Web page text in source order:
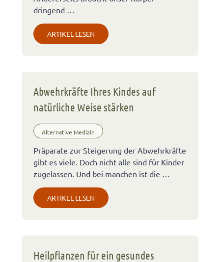
dringend …
ARTIKEL LESEN
Abwehrkräfte Ihres Kindes auf
natürliche Weise stärken
Alternative Medizin
Präparate zur Steigerung der Abwehrkräfte
gibt es viele. Doch nicht alle sind für Kinder
zugelassen. Und bei manchen ist die …
ARTIKEL LESEN
Heilpflanzen für ein gesundes